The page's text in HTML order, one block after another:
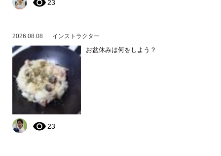
23
2026.08.08 インストラクター
お盆休みは何をしよう？
23